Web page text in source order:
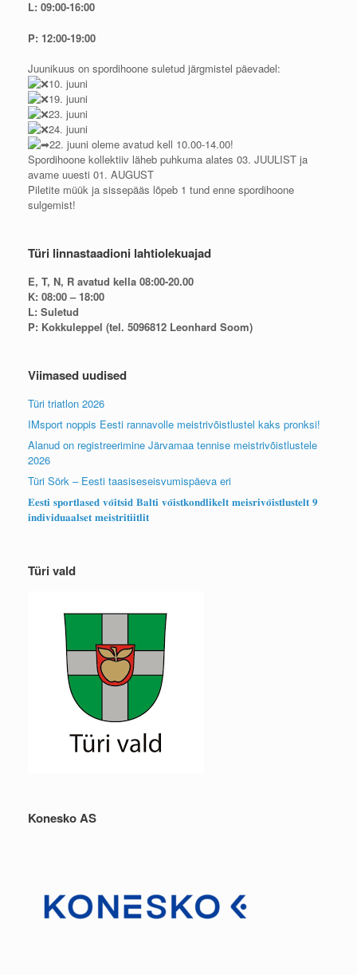
L: 09:00-16:00
P: 12:00-19:00
Juunikuus on spordihoone suletud järgmistel päevadel:
10. juuni
19. juuni
23. juuni
24. juuni
22. juuni oleme avatud kell 10.00-14.00!
Spordihoone kollektiiv läheb puhkuma alates 03. JUULIST ja
avame uuesti 01. AUGUST
Piletite müük ja sissepääs lõpeb 1 tund enne spordihoone
sulgemist!
Türi linnastaadioni lahtiolekuajad
E, T, N, R avatud kella 08:00-20.00
K: 08:00 – 18:00
L: Suletud
P: Kokkuleppel (tel. 5096812 Leonhard Soom)
Viimased uudised
Türi triatlon 2026
IMsport noppis Eesti rannavolle meistrivõistlustel kaks pronksi!
Alanud on registreerimine Järvamaa tennise meistrivõistlustele
2026
Türi Sörk – Eesti taasiseseisvumispäeva eri
𝐄𝐞𝐬𝐭𝐢 𝐬𝐩𝐨𝐫𝐭𝐥𝐚𝐬𝐞𝐝 𝐯𝐨̃𝐢𝐭𝐬𝐢𝐝 𝐁𝐚𝐥𝐭𝐢 𝐯𝐨̃𝐢𝐬𝐭𝐤𝐨𝐧𝐝𝐥𝐢𝐤𝐞𝐥𝐭 𝐦𝐞𝐢𝐬𝐫𝐢𝐯𝐨̃𝐢𝐬𝐭𝐥𝐮𝐬𝐭𝐞𝐥𝐭 𝟗
𝐢𝐧𝐝𝐢𝐯𝐢𝐝𝐮𝐚𝐚𝐥𝐬𝐞𝐭 𝐦𝐞𝐢𝐬𝐭𝐫𝐢𝐭𝐢𝐢𝐭𝐥𝐢𝐭
Türi vald
Konesko AS